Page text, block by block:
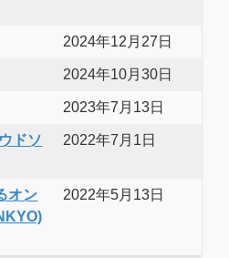
2024年12月27日
2024年10月30日
2023年7月13日
ドソ
2022年7月1日
オン
2022年5月13日